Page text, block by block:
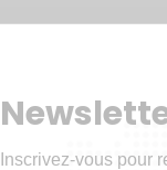
Inscrivez-vous pour